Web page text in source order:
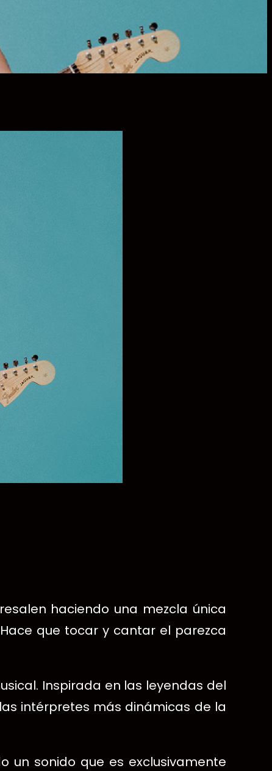
haciendo una mezcla única
que tocar y cantar el parezca
Inspirada en las leyendas del
intérpretes más dinámicas de la
un sonido que es exclusivamente